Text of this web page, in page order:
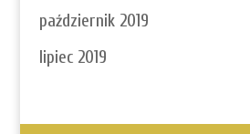
październik 2019
lipiec 2019